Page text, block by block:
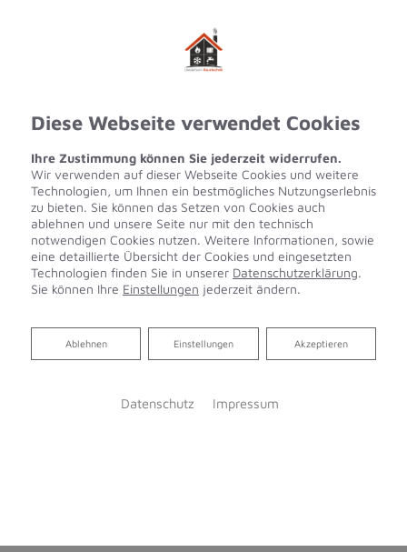
Heizen mit Wärmepumpe
Diese Webseite verwendet Cookies
Ihre Zustimmung können Sie jederzeit widerrufen.
Wir verwenden auf dieser Webseite Cookies und weitere
Technologien, um Ihnen ein bestmögliches Nutzungserlebnis
zu bieten. Sie können das Setzen von Cookies auch
ablehnen und unsere Seite nur mit den technisch
notwendigen Cookies nutzen. Weitere Informationen, sowie
eine detaillierte Übersicht der Cookies und eingesetzten
Technologien finden Sie in unserer Datenschutzerklärung.
Sie können Ihre Einstellungen jederzeit ändern.
Akzeptieren
Einstellungen
Ablehnen
Ablehnen
Datenschutz Impressum